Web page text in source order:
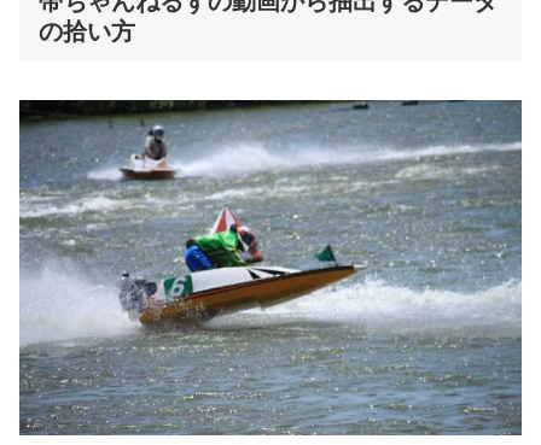
の拾い方